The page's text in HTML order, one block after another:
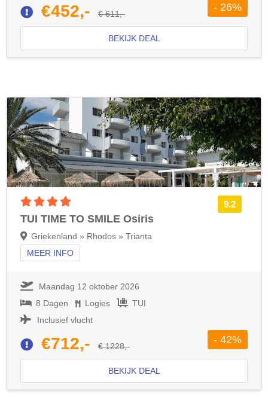
€452,- € 611,-
- 26%
BEKIJK DEAL
9.2
TUI TIME TO SMILE Osiris
Griekenland » Rhodos » Trianta
MEER INFO
Maandag 12 oktober 2026
8 Dagen
Logies
TUI
Inclusief vlucht
€712,- € 1228,-
- 42%
BEKIJK DEAL